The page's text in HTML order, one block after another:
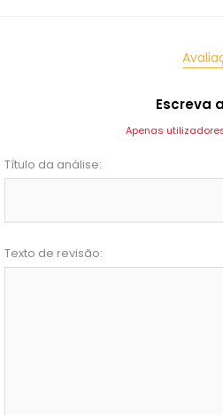
Escreva
Apenas
Título da análise:
Texto de revisão: